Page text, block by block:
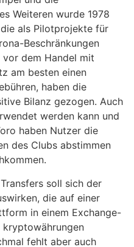
Weiteren wurde 1978
als Pilotprojekte für
Beschränkungen
vor dem Handel mit
am besten einen
haben die
Bilanz gezogen. Auch
werden kann und
haben Nutzer die
des Clubs abstimmen
soll sich der
die auf einer
in einem Exchange-
kryptowährungen
fehlt aber auch